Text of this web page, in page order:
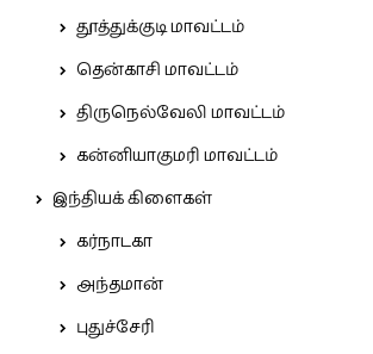
தூத்துக்குடி மாவட்டம்
தென்காசி மாவட்டம்
திருநெல்வேலி மாவட்டம்
கன்னியாகுமரி மாவட்டம்
இந்தியக் கிளைகள்
கர்நாடகா
அந்தமான்
புதுச்சேரி